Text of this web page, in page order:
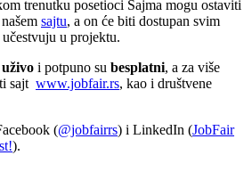
trenutku posetioci Sajma mogu ostaviti
sajtu, a on će biti dostupan svim
u projektu.
uživo i potpuno su besplatni, a za više
sajt www.jobfair.rs, kao i društvene
(@jobfairrs) i LinkedIn (JobFair
).